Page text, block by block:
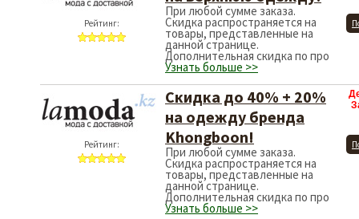
Рейтинг:
При любой сумме заказа.
Скидка распространяется на
товары, представленные на
данной странице.
Дополнительная скидка по про
Узнать больше >>
Рейтинг:
Скидка до 40% + 20%
на одежду бренда
Khongboon!
При любой сумме заказа.
Скидка распространяется на
товары, представленные на
данной странице.
Дополнительная скидка по про
Узнать больше >>